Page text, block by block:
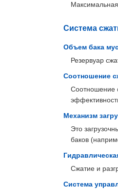
Система
Объем бака
Резервуар
Соотношение
Соотношение
Механизм
Это
баков
Сжатие и
Система